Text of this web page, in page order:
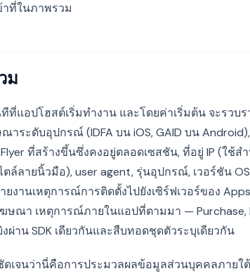
าที่ในภาพรวม
ม
ที่แอปโฮสต์เริ่มทำงาน และโดยค่าเริ่มต้น จะรวบ
ะดับอุปกรณ์ (IDFA บน iOS, GAID บน
ที่สร้างขึ้นซึ่งคงอยู่ตลอดเซสชัน, ที่อยู่ IP (ใช้ส
ล์ลายนิ้วมือ), user agent, รุ่นอุปกรณ์, เวอร์ชัน
ยงานเหตุการณ์การติดตั้งไปยังเซิร์ฟเวอร์ของ
ณา เหตุการณ์ภายในแอปที่ตามมา — Purchase,
ผ่าน SDK เดียวกันและสืบทอดชุดตัวระบุเดียวกัน
เจนว่านี่คือการประมวลผลข้อมูลส่วนบุคคลภายใต้